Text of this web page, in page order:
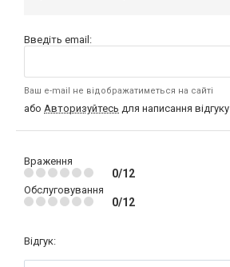
Введіть email:
Ваш e-mail не відображатиметься на сайті
або Авторизуйтесь для написання відгуку
Враження
0/12
Обслуговування
0/12
Відгук: